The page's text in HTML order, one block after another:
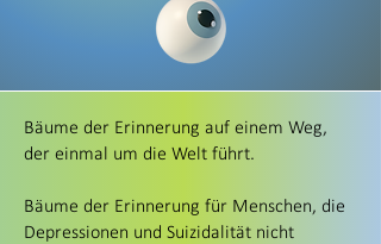
Bäume der Erinnerung auf einem Weg,
der einmal um die Welt führt.
Bäume der Erinnerung für Menschen, die
Depressionen und Suizidalität nicht